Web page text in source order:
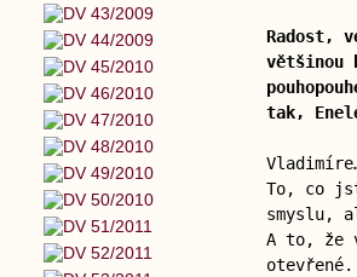
Radost,
většinou
tak,
To, co
smyslu,
A to, že